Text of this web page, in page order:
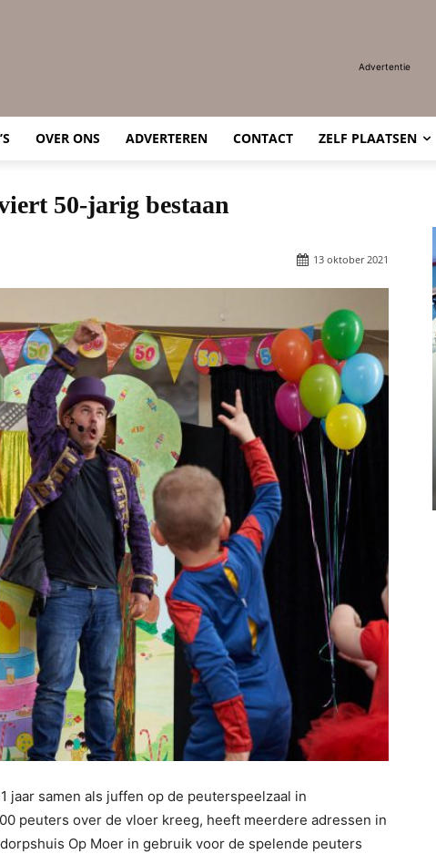
Advertentie
OVER ONS ADVERTEREN CONTACT ZELF PLAATSEN
50-jarig bestaan
13 oktober 2021
jaar samen als juffen op de peuterspeelzaal in
peuters over de vloer kreeg, heeft meerdere adressen in
Op Moer in gebruik voor de spelende peuters